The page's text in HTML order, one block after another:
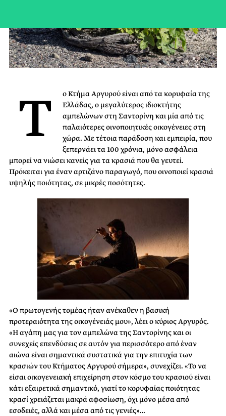
Τ
ο Κτήμα Αργυρού είναι από τα κορυφαία της
Ελλάδας, ο μεγαλύτερος ιδιοκτήτης
αμπελώνων στη Σαντορίνη και μία από τις
παλαιότερες οινοποιητικές οικογένειες στη
χώρα. Με τέτοια παράδοση και εμπειρία, που
ξεπερνάει τα 100 χρόνια, μόνο ασφάλεια
μπορεί να νιώσει κανείς για τα κρασιά που θα γευτεί.
Πρόκειται για έναν αρτιζάνο παραγωγό, που οινοποιεί κρασιά
υψηλής ποιότητας, σε μικρές ποσότητες.
«Ο πρωτογενής τομέας ήταν ανέκαθεν η βασική
προτεραιότητα της οικογένειάς μου», λέει ο κύριος Αργυρός.
«Η αγάπη μας για τον αμπελώνα της Σαντορίνης και οι
συνεχείς επενδύσεις σε αυτόν για περισσότερο από έναν
αιώνα είναι σημαντικά συστατικά για την επιτυχία των
κρασιών του Κτήματος Αργυρού σήμερα», συνεχίζει. «Το να
είσαι οικογενειακή επιχείρηση στον κόσμο του κρασιού είναι
κάτι εξαιρετικά σημαντικό, γιατί το κορυφαίας ποιότητας
κρασί χρειάζεται μακρά αφοσίωση, όχι μόνο μέσα από
εσοδειές, αλλά και μέσα από τις γενιές»…